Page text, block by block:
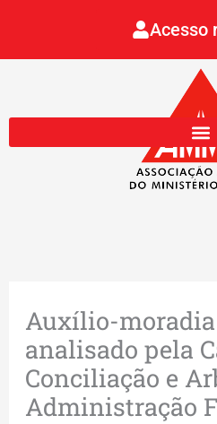
Acesso
Auxílio-moradia
analisado pela
Conciliação e
Administração